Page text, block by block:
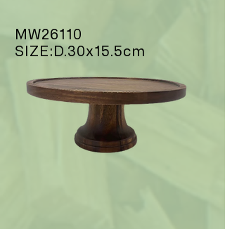
MW26110
SIZE:D.30x15.5cm